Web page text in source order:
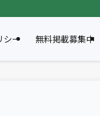
シー 無料掲載募集中